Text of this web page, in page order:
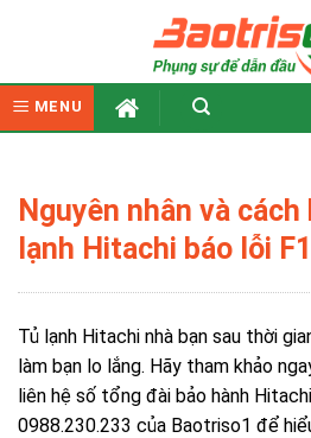
MENU
Nguyên nhân và
lạnh Hitachi báo lỗi
Tủ lạnh Hitachi nhà bạn sau thời
làm bạn lo lắng. Hãy tham khảo
liên hệ số tổng đài bảo hành
0988.230.233 của Baotriso1 để